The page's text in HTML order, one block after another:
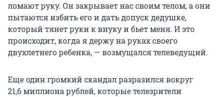
ломают руку. Он закрывает нас своим телом, а они
пытаются избить его и дать допуск дедушке,
который тянет руки к внуку и бьет меня. И это
происходит, когда я держу на руках своего
двухлетнего ребенка, — возмущался телеведущий.
Еще один громкий скандал разразился вокруг
21,6 миллиона рублей, которые телезрители